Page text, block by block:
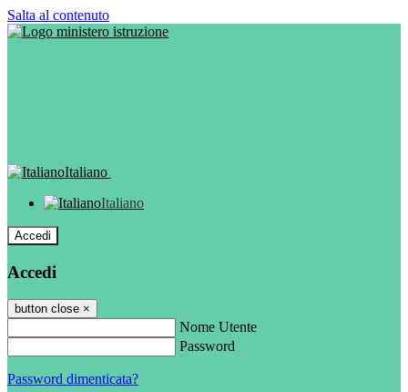
Salta al contenuto
Italiano
Italiano
Accedi
Accedi
button close ×
Nome Utente
Password
Password dimenticata?